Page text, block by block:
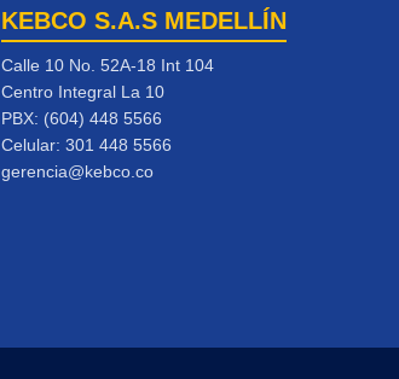
KEBCO S.A.S MEDELLÍN
Calle 10 No. 52A-18 Int 104
Centro Integral La 10
PBX: (604) 448 5566
Celular: 301 448 5566
gerencia@kebco.co